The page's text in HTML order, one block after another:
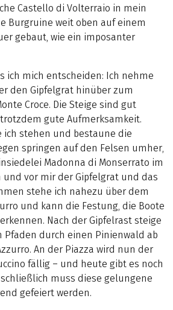
Castello di Volterraio in mein
Burgruine weit oben auf einem
gebaut, wie ein imposanter
ich mich entscheiden: Ich nehme
den Gipfelgrat hinüber zum
Croce. Die Steige sind gut
gute Aufmerksamkeit.
ich stehen und bestaune die
springen auf den Felsen umher,
Madonna di Monserrato im
und vor mir der Gipfelgrat und das
stehe ich nahezu über dem
und kann die Festung, die Boote
Nach der Gipfelrast steige
Pfaden durch einen Pinienwald ab
An der Piazza wird nun der
fällig – und heute gibt es noch
muss diese gelungene
gefeiert werden.